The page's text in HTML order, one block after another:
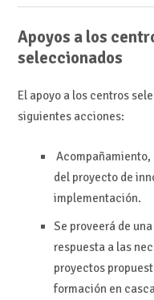
Apoyos a los
seleccionados
El apoyo a los centros
siguientes acciones:
Acompañamiento,
del proyecto de
implementación.
Se proveerá de
respuesta a las
proyectos
formación en